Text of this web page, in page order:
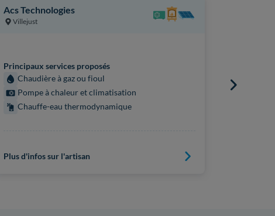
Acs Technologies
Villejust
Principaux services proposés
Chaudière à gaz ou fioul
Pompe à chaleur et climatisation
Chauffe-eau thermodynamique
Plus d'infos sur l'artisan
Principaux